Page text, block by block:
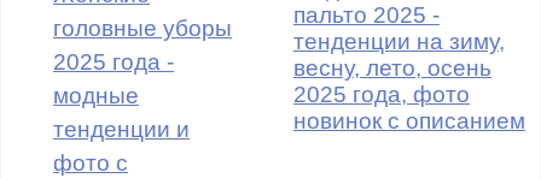
головные уборы
2025 года -
модные
тенденции и
фото с
пальто 2025 -
тенденции на зиму,
весну, лето, осень
2025 года, фото
новинок с описанием